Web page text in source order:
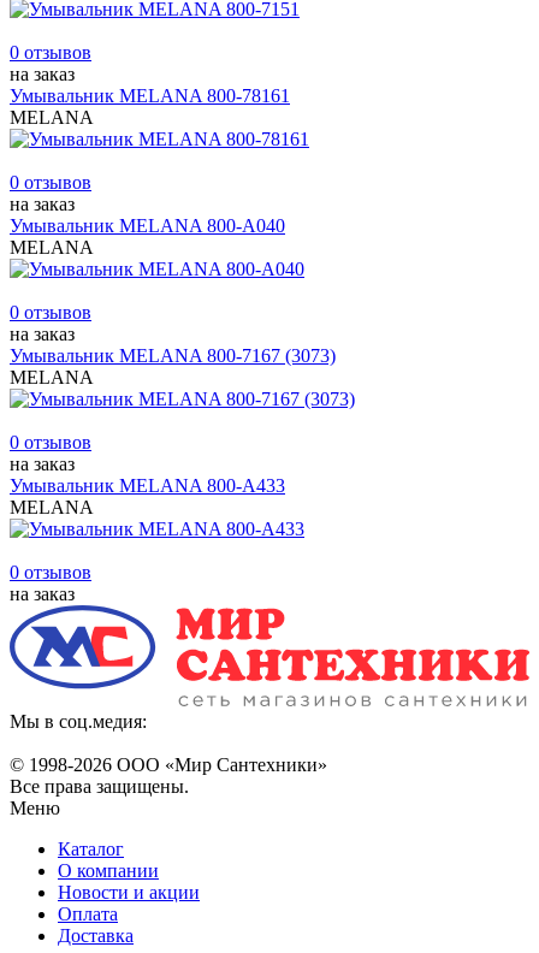
0 отзывов
на заказ
Умывальник MELANA 800-78161
MELANA
0 отзывов
на заказ
Умывальник MELANA 800-А040
MELANA
0 отзывов
на заказ
Умывальник MELANA 800-7167 (3073)
MELANA
0 отзывов
на заказ
Умывальник MELANA 800-А433
MELANA
0 отзывов
на заказ
Мы в соц.медия:
© 1998-2026 ООО «Мир Сантехники»
Все права защищены.
Меню
Каталог
О компании
Новости и акции
Оплата
Доставка